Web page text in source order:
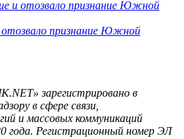
отозвало признание Южной
зарегистрировано в
в сфере связи,
и массовых коммуникаций
года. Регистрационный номер ЭЛ